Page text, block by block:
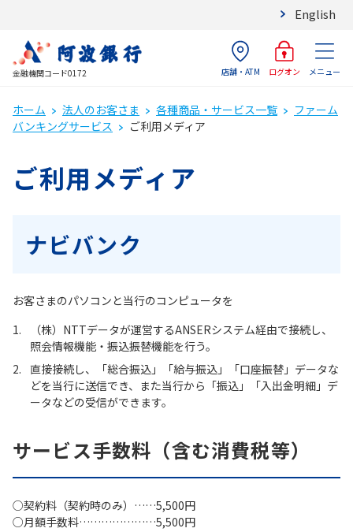
English
金融機関コード0172 店舗・ATM ログオン メニュー
ホーム 法人のお客さま 各種商品・サービス一覧
ファーム
バンキングサービス
ご利用メディア
ご利用メディア
ナビバンク
お客さまのパソコンと当行のコンピュータを
（株）NTTデータが運営するANSERシステム経由で接続し、
照会情報機能・振込振替機能を行う。
直接接続し、「総合振込」「給与振込」「口座振替」データな
どを当行に送信でき、また当行から「振込」「入出金明細」デ
ータなどの受信ができます。
サービス手数料（含む消費税等）
○契約料（契約時のみ）……5,500円
○月額手数料…………………5,500円